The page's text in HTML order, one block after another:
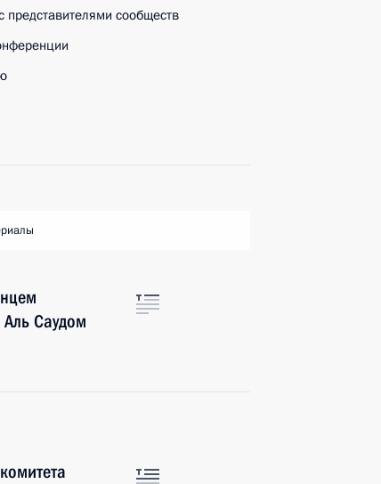
представителями сообществ
Саудом